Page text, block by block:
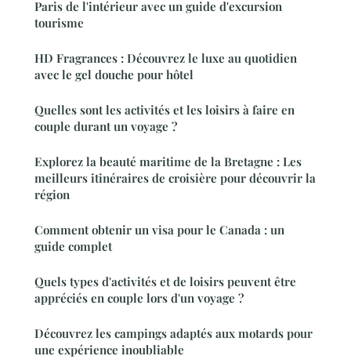
Paris de l'intérieur avec un guide d'excursion
tourisme
HD Fragrances : Découvrez le luxe au quotidien
avec le gel douche pour hôtel
Quelles sont les activités et les loisirs à faire en
couple durant un voyage ?
Explorez la beauté maritime de la Bretagne : Les
meilleurs itinéraires de croisière pour découvrir la
région
Comment obtenir un visa pour le Canada : un
guide complet
Quels types d'activités et de loisirs peuvent être
appréciés en couple lors d'un voyage ?
Découvrez les campings adaptés aux motards pour
une expérience inoubliable